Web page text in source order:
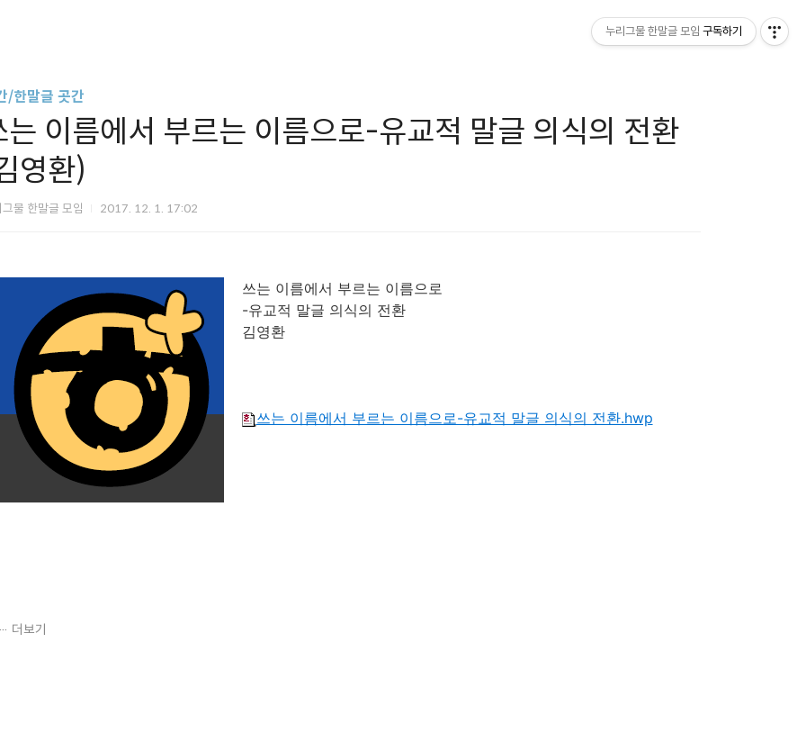
/한말글 곳간
는 이름에서 부르는 이름으로-유교적 말글 의식의 전환
영환)
물 한말글 모임 2017. 12. 1. 17:02
쓰는 이름에서 부르는 이름으로
-유교적 말글 의식의 전환
김영환
쓰는 이름에서 부르는 이름으로-유교적 말글 의식의 전환.hwp
더보기
누리그물 한말글 모임 구독하기